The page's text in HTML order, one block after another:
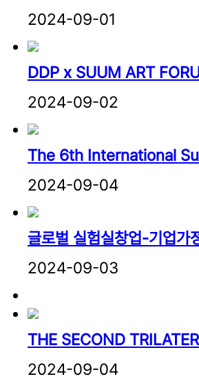
2024-09-01
DDP x SUUM ART
2024-09-02
The 6th International
2024-09-04
글로벌 실험실창업-기업가
2024-09-03
THE SECOND
2024-09-04